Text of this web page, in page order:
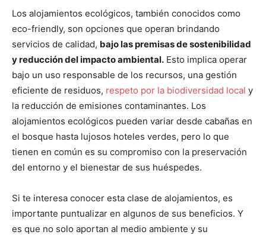
Los alojamientos ecológicos, también conocidos como
eco-friendly, son opciones que operan brindando
servicios de calidad, bajo las premisas de sostenibilidad
y reducción del impacto ambiental. Esto implica operar
bajo un uso responsable de los recursos, una gestión
eficiente de residuos, respeto por la biodiversidad local y
la reducción de emisiones contaminantes. Los
alojamientos ecológicos pueden variar desde cabañas en
el bosque hasta lujosos hoteles verdes, pero lo que
tienen en común es su compromiso con la preservación
del entorno y el bienestar de sus huéspedes.
Si te interesa conocer esta clase de alojamientos, es
importante puntualizar en algunos de sus beneficios. Y
es que no solo aportan al medio ambiente y su